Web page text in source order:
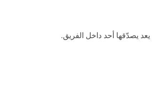
يصدّقها أحد داخل الفريق.